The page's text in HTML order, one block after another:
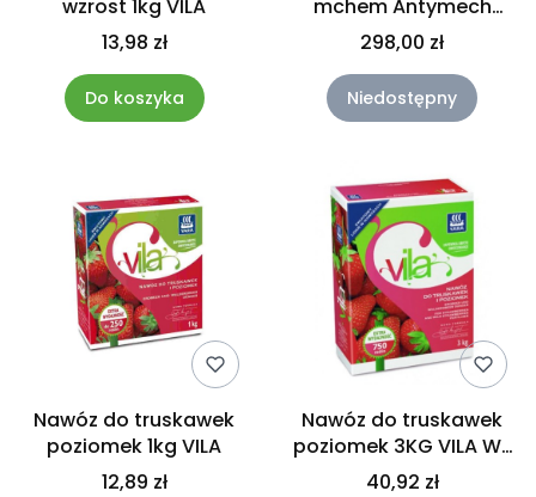
wzrost 1kg VILA
13,98 zł
Do koszyka
mchem Antymech
25kg Vila na 1250m2
298,00 zł
Niedostępny
Nawóz do truskawek
poziomek 1kg VILA
12,89 zł
Nawóz do truskawek
poziomek 3KG VILA W-
WA
40,92 zł